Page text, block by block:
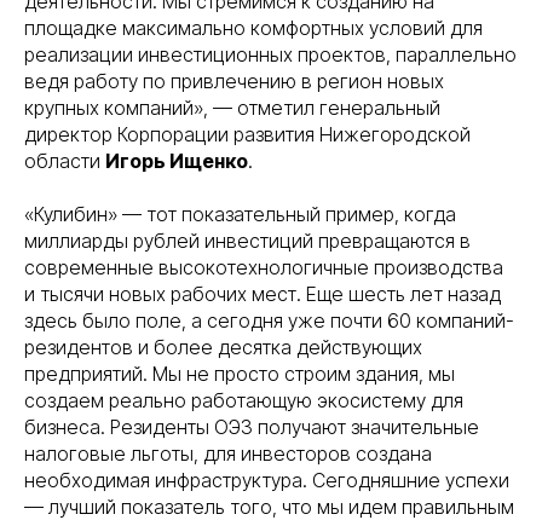
площадке максимально комфортных условий для
реализации инвестиционных проектов, параллельно
ведя работу по привлечению в регион новых
крупных компаний», — отметил генеральный
директор Корпорации развития Нижегородской
области Игорь Ищенко.
«Кулибин» — тот показательный пример, когда
миллиарды рублей инвестиций превращаются в
современные высокотехнологичные производства
и тысячи новых рабочих мест. Еще шесть лет назад
здесь было поле, а сегодня уже почти 60 компаний-
резидентов и более десятка действующих
предприятий. Мы не просто строим здания, мы
создаем реально работающую экосистему для
бизнеса. Резиденты ОЭЗ получают значительные
налоговые льготы, для инвесторов создана
необходимая инфраструктура. Сегодняшние успехи
— лучший показатель того, что мы идем правильным